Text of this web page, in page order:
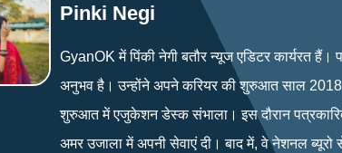
Pinki Negi
GyanOK में पिंकी नेगी बतौर न्यूज एडिटर कार्यरत हैं।
अनुभव है। उन्होंने अपने करियर की शुरुआत साल 2018
शुरुआत में एजुकेशन डेस्क संभाला। इस दौरान
अमर उजाला में अपनी सेवाएं दी। बाद में, वे नेशनल